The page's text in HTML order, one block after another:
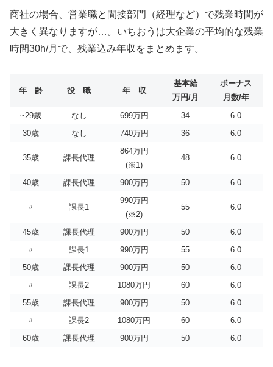
商社の場合、営業職と間接部門（経理など）で残業時間が
大きく異なりますが…。いちおうは大企業の平均的な残業
時間30h/月で、残業込み年収をまとめます。
年 齢 役 職 年 収
基本給
万円/月
ボーナス
月数/年
~29歳
なし 699万円 34
6.0
30歳
なし 740万円 36 6.0
35歳 課長代理
864万円
(※1)
48 6.0
40歳 課長代理 900万円 50 6.0
〃 課長1
990万円
(※2)
55 6.0
45歳 課長代理 900万円 50
6.0
〃
課長1 990万円 55
6.0
50歳
課長代理 900万円 50
6.0
〃
課長2 1080万円 60
6.0
55歳
課長代理 900万円 50
6.0
〃
課長2 1080万円 60
6.0
60歳
課長代理 900万円 50 6.0